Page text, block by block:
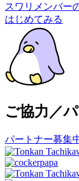
スワリメンバー
はじめてみる
ご協力／
パートナー募集